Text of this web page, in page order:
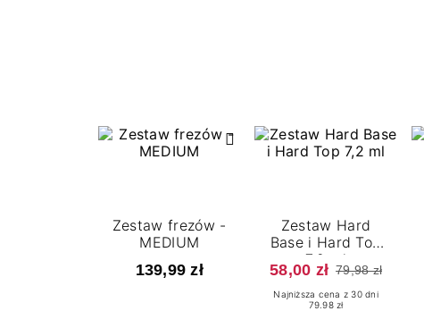
Zestaw frezów -
MEDIUM
139,99 zł
Zestaw Hard
Base i Hard Top
7,2 ml
58,00 zł 79,98 zł
Najniższa cena z 30 dni
79.98 zł